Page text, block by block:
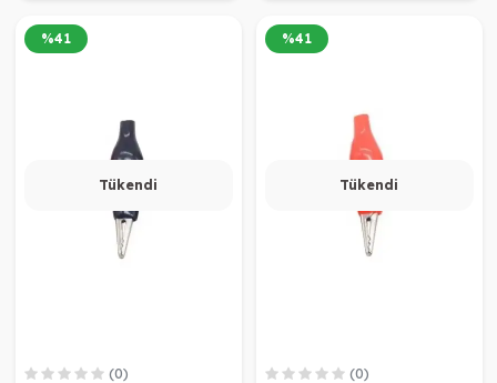
Tükendi
%41
(0)
Tükendi
%41
(0)